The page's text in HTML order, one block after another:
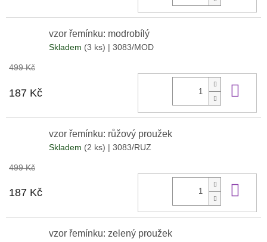
vzor řemínku: modrobílý
Skladem (3 ks) | 3083/MOD
499 Kč
187 Kč
vzor řemínku: růžový proužek
Skladem (2 ks) | 3083/RUZ
499 Kč
187 Kč
vzor řemínku: zelený proužek